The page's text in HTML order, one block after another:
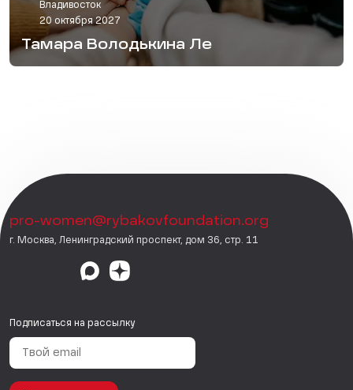
Владивосток
20 октября 2027
Тамара Володькина Ле
pro-women@rybakovfoundation.org
г. Москва, Ленинградский проспект, дом 36, стр. 11
Подписаться на рассылку